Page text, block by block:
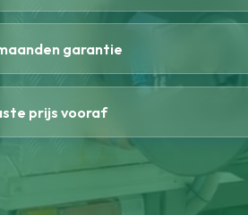
garantie
prijs vooraf